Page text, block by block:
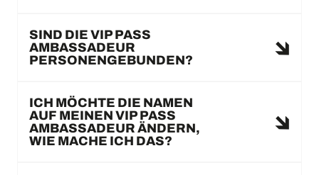
SIND DIE VIP PASS
AMBASSADEUR
PERSONENGEBUNDEN?
ICH MÖCHTE DIE NAMEN
AUF MEINEN VIP PASS
AMBASSADEUR ÄNDERN,
WIE MACHE ICH DAS?